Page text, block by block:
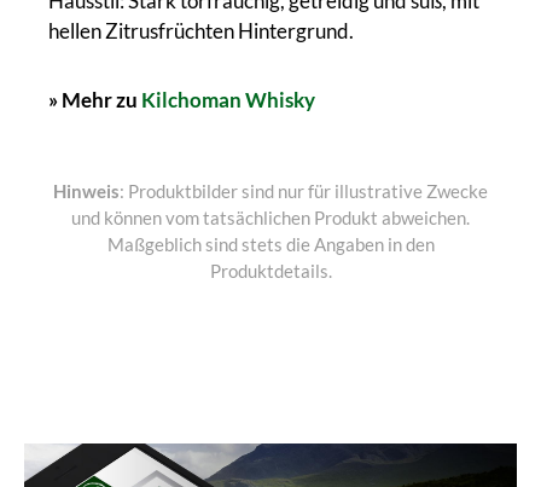
hellen Zitrusfrüchten Hintergrund.
» Mehr zu Kilchoman Whisky
Hinweis: Produktbilder sind nur für illustrative Zwecke
und können vom tatsächlichen Produkt abweichen.
Maßgeblich sind stets die Angaben in den
Produktdetails.